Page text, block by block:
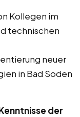
Kollegen im
technischen
neuer
in Bad Soden
der